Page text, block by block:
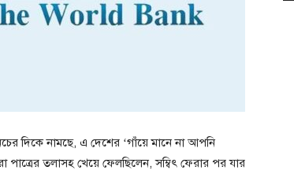
দিকে নামছে, এ দেশের ‘গাঁয়ে মানে না আপনি
তলাসহ খেয়ে ফেলছিলেন, সম্বিৎ ফেরার পর যার